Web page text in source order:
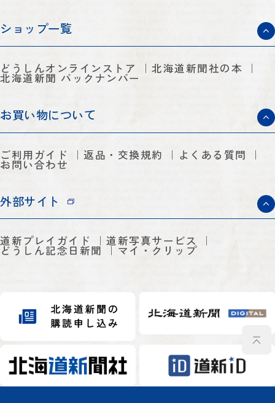
ショップ一覧
どうしんオンラインストア 北海道新聞社の本
北海道新聞 バックナンバー
お買い物について
ご利用ガイド 返品・交換規約 よくある質問
お問い合わせ
外部サイト
道新プレイガイド 道新写真サービス
どうしん記念日新聞 マイ・クリップ